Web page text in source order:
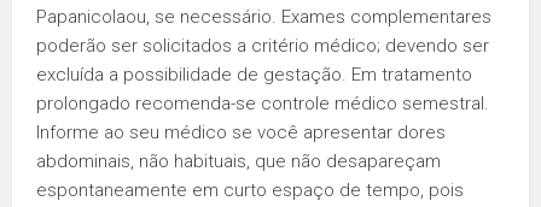
Papanicolaou, se necessário. Exames complementares
poderão ser solicitados a critério médico; devendo ser
excluída a possibilidade de gestação. Em tratamento
prolongado recomenda-se controle médico semestral.
Informe ao seu médico se você apresentar dores
abdominais, não habituais, que não desapareçam
espontaneamente em curto espaço de tempo, pois